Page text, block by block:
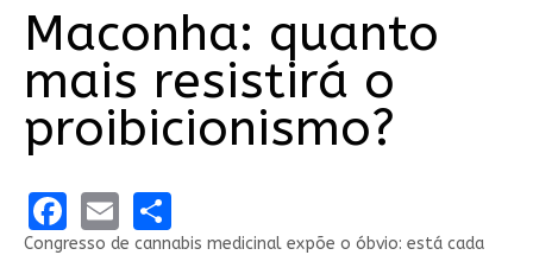
Maconha: quanto
mais resistirá o
proibicionismo?
Facebook
EmailShare
Congresso de cannabis medicinal expõe o óbvio: está cada